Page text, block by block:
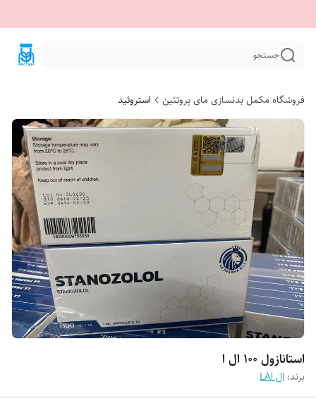
جستجو
فروشگاه مکمل بدنسازی مای پروتئین استروئید
استانازول 100 ال ا
برند: ال اLA